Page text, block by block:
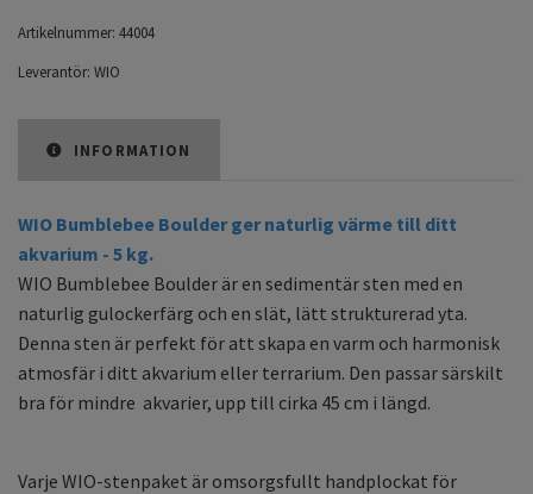
Artikelnummer: 44004
Leverantör: WIO
INFORMATION
WIO Bumblebee Boulder ger naturlig värme till ditt
akvarium - 5 kg.
WIO Bumblebee Boulder är en sedimentär sten med en
naturlig gulockerfärg och en slät, lätt strukturerad yta.
Denna sten är perfekt för att skapa en varm och harmonisk
atmosfär i ditt akvarium eller terrarium. Den passar särskilt
bra för mindre akvarier, upp till cirka 45 cm i längd.
Varje WIO-stenpaket är omsorgsfullt handplockat för